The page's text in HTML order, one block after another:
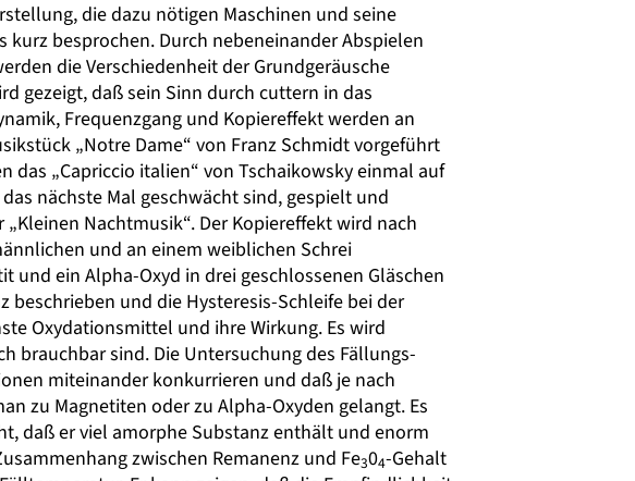
die dazu nötigen Maschinen und seine
besprochen. Durch nebeneinander Abspielen
die Verschiedenheit der Grundgeräusche
gezeigt, daß sein Sinn durch cuttern in das
Frequenzgang und Kopiereffekt werden an
„Notre Dame“ von Franz Schmidt vorgeführt
„Capriccio italien“ von Tschaikowsky einmal auf
nächste Mal geschwächt sind, gespielt und
Nachtmusik“. Der Kopiereffekt wird nach
und an einem weiblichen Schrei
und ein Alpha-Oxyd in drei geschlossenen Gläschen
beschrieben und die Hysteresis-Schleife bei der
Oxydationsmittel und ihre Wirkung. Es wird
brauchbar sind. Die Untersuchung des Fällungs-
miteinander konkurrieren und daß je nach
zu Magnetiten oder zu Alpha-Oxyden gelangt. Es
daß er viel amorphe Substanz enthält und enorm
zwischen Remanenz und Fe304-Gehalt